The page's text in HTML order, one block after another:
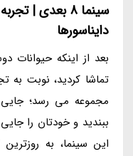
سینما 8 بعدی |
دایناسورها
بعد از اینکه حیوانات
مجموعه می رسد؛ جایی
ببندید و خودتان را
این سینما، به